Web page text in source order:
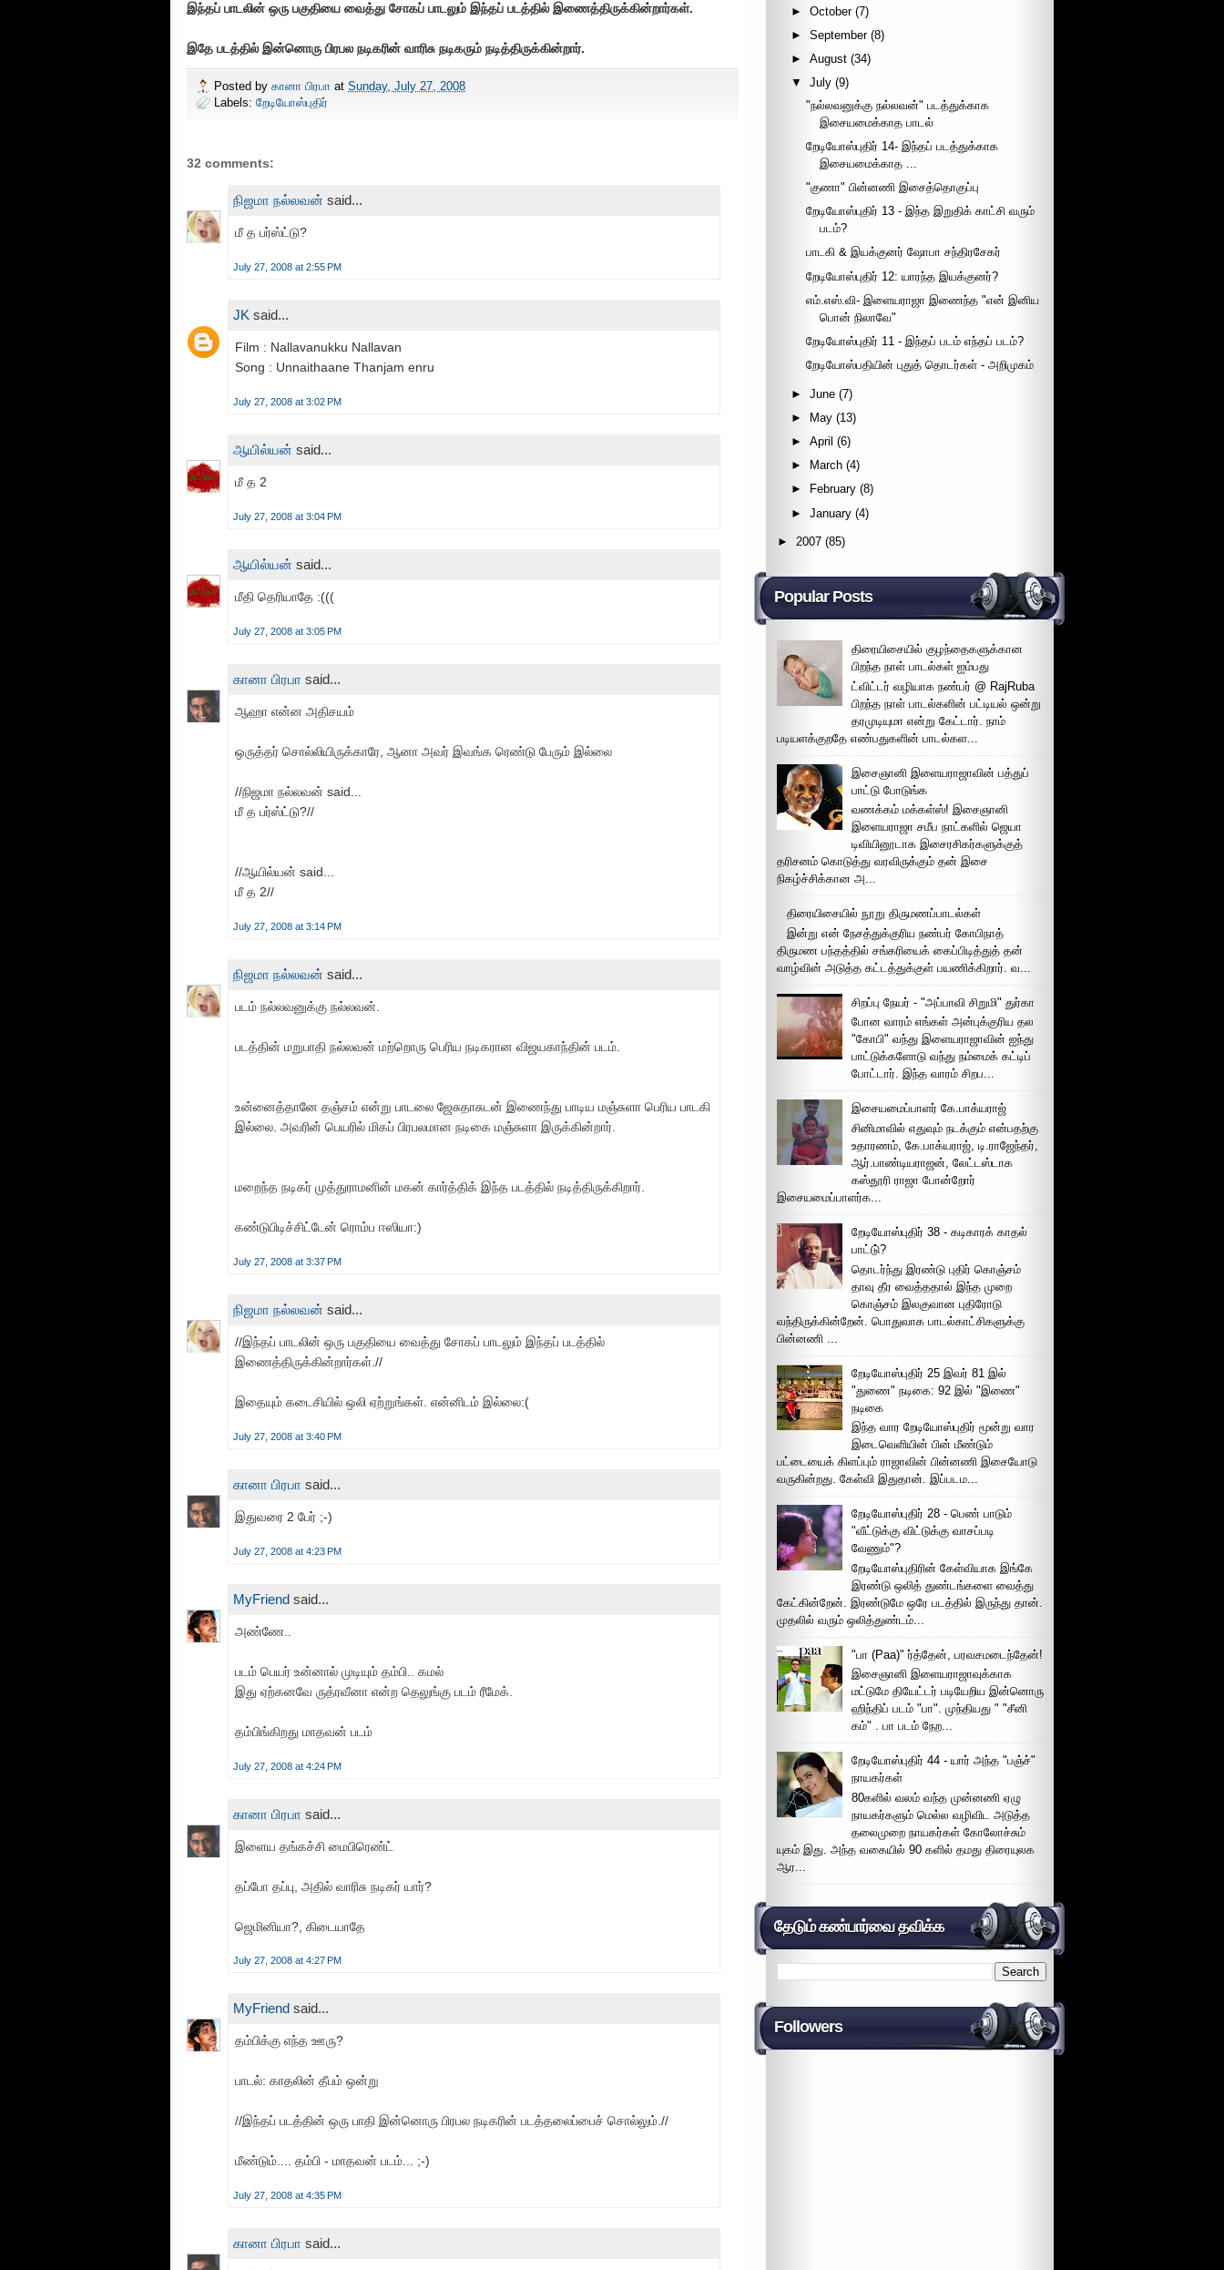
இந்தப் பாடலின் ஒரு பகுதியை வைத்து சோகப் பாடலும் இந்தப் படத்தில் இணைத்திருக்கின்றார்கள்.
இதே படத்தில் இன்னொரு பிரபல நடிகரின் வாரிசு நடிகரும் நடித்திருக்கின்றார்.
Posted by கானா பிரபா at Sunday, July 27, 2008
Labels: றேடியோஸ்புதிர்
32 comments:
நிஜமா நல்லவன் said...
மீ த பர்ஸ்ட்டு?
July 27, 2008 at 2:55 PM
JK said...
Film : Nallavanukku Nallavan
Song : Unnaithaane Thanjam enru
July 27, 2008 at 3:02 PM
ஆயில்யன் said...
மீ த 2
July 27, 2008 at 3:04 PM
ஆயில்யன் said...
மீதி தெரியாதே :(((
July 27, 2008 at 3:05 PM
கானா பிரபா said...
ஆஹா என்ன அதிசயம்
ஒருத்தர் சொல்லியிருக்காரே, ஆனா அவர் இவங்க ரெண்டு பேரும் இல்லை
//நிஜமா நல்லவன் said...
மீ த பர்ஸ்ட்டு?//
//ஆயில்யன் said...
மீ த 2//
July 27, 2008 at 3:14 PM
நிஜமா நல்லவன் said...
படம் நல்லவனுக்கு நல்லவன்.
படத்தின் மறுபாதி நல்லவன் மற்றொரு பெரிய நடிகரான விஜயகாந்தின் படம்.
உன்னைத்தானே தஞ்சம் என்று பாடலை ஜேசுதாசுடன் இணைந்து பாடிய மஞ்சுளா பெரிய பாடகி
இல்லை. அவரின் பெயரில் மிகப் பிரபலமான நடிகை மஞ்சுளா இருக்கின்றார்.
மறைந்த நடிகர் முத்துராமனின் மகன் கார்த்திக் இந்த படத்தில் நடித்திருக்கிறார்.
கண்டுபிடிச்சிட்டேன் ரொம்ப ஈஸியா:)
July 27, 2008 at 3:37 PM
நிஜமா நல்லவன் said...
//இந்தப் பாடலின் ஒரு பகுதியை வைத்து சோகப் பாடலும் இந்தப் படத்தில்
இணைத்திருக்கின்றார்கள்.//
இதையும் கடைசியில் ஒலி ஏற்றுங்கள். என்னிடம் இல்லை:(
July 27, 2008 at 3:40 PM
கானா பிரபா said...
இதுவரை 2 பேர் ;-)
July 27, 2008 at 4:23 PM
MyFriend said...
அண்ணே..
படம் பெயர் உன்னால் முடியும் தம்பி.. கமல்
இது ஏற்கனவே ருத்ரவீனா என்ற தெலுங்கு படம் ரீமேக்.
தம்பிங்கிறது மாதவன் படம்
July 27, 2008 at 4:24 PM
கானா பிரபா said...
இளைய தங்கச்சி மைபிரெண்ட்
தப்போ தப்பு, அதில் வாரிசு நடிகர் யார்?
ஜெமினியா?, கிடையாதே
July 27, 2008 at 4:27 PM
MyFriend said...
தம்பிக்கு எந்த ஊரு?
பாடல்: காதலின் தீபம் ஒன்று
//இந்தப் படத்தின் ஒரு பாதி இன்னொரு பிரபல நடிகரின் படத்தலைப்பைச் சொல்லும்.//
மீண்டும்.... தம்பி - மாதவன் படம்... ;-)
July 27, 2008 at 4:35 PM
கானா பிரபா said...
►October (7)
►September (8)
►August (34)
▼
July (9)
"நல்லவனுக்கு நல்லவன்" படத்துக்காக
இசையமைக்காத பாடல்
றேடியோஸ்புதிர் 14- இந்தப் படத்துக்காக
இசையமைக்காத ...
"குணா" பின்னணி இசைத்தொகுப்பு
றேடியோஸ்புதிர் 13 - இந்த இறுதிக் காட்சி வரும்
படம்?
பாடகி & இயக்குனர் ஷோபா சந்திரசேகர்
றேடியோஸ்புதிர் 12: யாரந்த இயக்குனர்?
எம்.எஸ்.வி- இளையராஜா இணைந்த "என் இனிய
பொன் நிலாவே"
றேடியோஸ்புதிர் 11 - இந்தப் படம் எந்தப் படம்?
றேடியோஸ்பதியின் புதுத் தொடர்கள் - அறிமுகம்
►June (7)
►
May (13)
►April (6)
►
March (4)
►
February (8)
►January (4)
► 2007 (85)
Popular Posts
திரையிசையில் குழந்தைகளுக்கான
பிறந்த நாள் பாடல்கள் ஐம்பது
ட்விட்டர் வழியாக நண்பர் @ RajRuba
பிறந்த நாள் பாடல்களின் பட்டியல் ஒன்று
தரமுடியுமா என்று கேட்டார். நாம்
படியளக்குறதே எண்பதுகளின் பாடல்கள...
இசைஞானி இளையராஜாவின் பத்துப்
பாட்டு போடுங்க
வணக்கம் மக்கள்ஸ்! இசைஞானி
இளையராஜா சமீப நாட்களில் ஜெயா
டிவியினூடாக இசைரசிகர்களுக்குத்
தரிசனம் கொடுத்து வரவிருக்கும் தன் இசை
நிகழ்ச்சிக்கான அ...
திரையிசையில் நூறு திருமணப்பாடல்கள்
இன்று என் நேசத்துக்குரிய நண்பர் கோபிநாத்
திருமண பந்தத்தில் சங்கரியைக் கைப்பிடித்துத் தன்
வாழ்வின் அடுத்த கட்டத்துக்குள் பயணிக்கிறார். வ...
சிறப்பு நேயர் - "அப்பாவி சிறுமி" துர்கா
போன வாரம் எங்கள் அன்புக்குரிய தல
"கோபி" வந்து இளையராஜாவின் ஐந்து
பாட்டுக்களோடு வந்து நம்மைக் கட்டிப்
போட்டார். இந்த வாரம் சிறப...
இசையமைப்பாளர் கே.பாக்யராஜ்
சினிமாவில் எதுவும் நடக்கும் என்பதற்கு
உதாரணம், கே.பாக்யராஜ், டி.ராஜேந்தர்,
ஆர்.பாண்டியராஜன், லேட்டஸ்டாக
கஸ்தூரி ராஜா போன்றோர்
இசையமைப்பாளர்க...
றேடியோஸ்புதிர் 38 - கடிகாரக் காதல்
பாட்டு்?
தொடர்ந்து இரண்டு புதிர் கொஞ்சம்
தாவு தீர வைத்ததால் இந்த முறை
கொஞ்சம் இலகுவான புதிரோடு
வந்திருக்கின்றேன். பொதுவாக பாடல்காட்சிகளுக்கு
பின்னணி ...
றேடியோஸ்புதிர் 25 இவர் 81 இல்
"துணை" நடிகை: 92 இல் "இணை"
நடிகை
இந்த வார றேடியோஸ்புதிர் மூன்று வார
இடைவெளியின் பின் மீண்டும்
பட்டையைக் கிளப்பும் ராஜாவின் பின்னணி இசையோடு
வருகின்றது. கேள்வி இதுதான். இப்படம...
றேடியோஸ்புதிர் 28 - பெண் பாடும்
"வீட்டுக்கு விட்டுக்கு வாசப்படி
வேணும்"?
றேடியோஸ்புதிரின் கேள்வியாக இங்கே
இரண்டு ஒலித் துண்டங்களை வைத்து
கேட்கின்றேன். இரண்டுமே ஒரே படத்தில் இருந்து தான்.
முதலில் வரும் ஒலித்துண்டம்...
"பா (Paa)" ர்த்தேன், பரவசமடைந்தேன்!
இசைஞானி இளையராஜாவுக்காக
மட்டுமே தியேட்டர் படியேறிய இன்னொரு
ஹிந்திப் படம் "பா". முந்தியது " "சீனி
கம்" . பா படம் நேற...
றேடியோஸ்புதிர் 44 - யார் அந்த "பஞ்ச்"
நாயகர்கள்
80களில் வலம் வந்த முன்னணி ஏழு
நாயகர்களும் மெல்ல வழிவிட அடுத்த
தலைமுறை நாயகர்கள் கோலோச்சும்
யுகம் இது. அந்த வகையில் 90 களில் தமது திரையுலக
ஆர...
தேடும் கண்பார்வை தவிக்க
Followers